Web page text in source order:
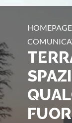
HOMEPAGE